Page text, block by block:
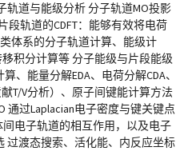
轨道与能级分析 分子轨道MO投影
段轨道的CDFT：能够有效将电荷
体系的分子轨道计算、能级计
移积分计算等 分子能级与片段能级
、能量分解EDA、电荷分解CDA、
T/V分析）、原子间键能计算方法
通过Laplacian电子密度与键关键点
间电子轨道的相互作用，以及电子
过渡态搜索、活化能、内反应坐标